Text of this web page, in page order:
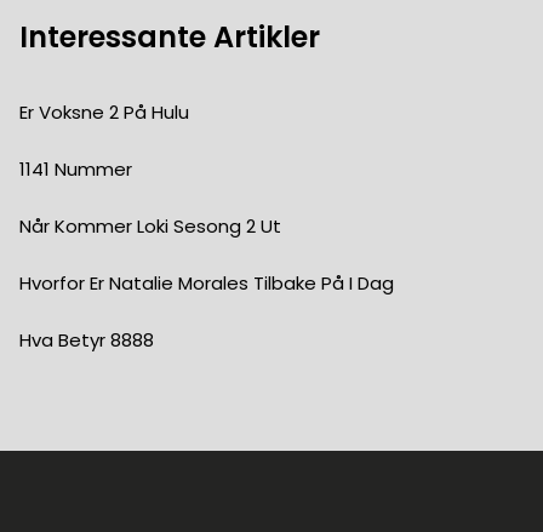
Interessante Artikler
Er Voksne 2 På Hulu
1141 Nummer
Når Kommer Loki Sesong 2 Ut
Hvorfor Er Natalie Morales Tilbake På I Dag
Hva Betyr 8888